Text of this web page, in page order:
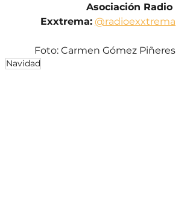
Asociación Radio
Exxtrema: @radioexxtrema
Foto: Carmen Gómez Piñeres
Navidad